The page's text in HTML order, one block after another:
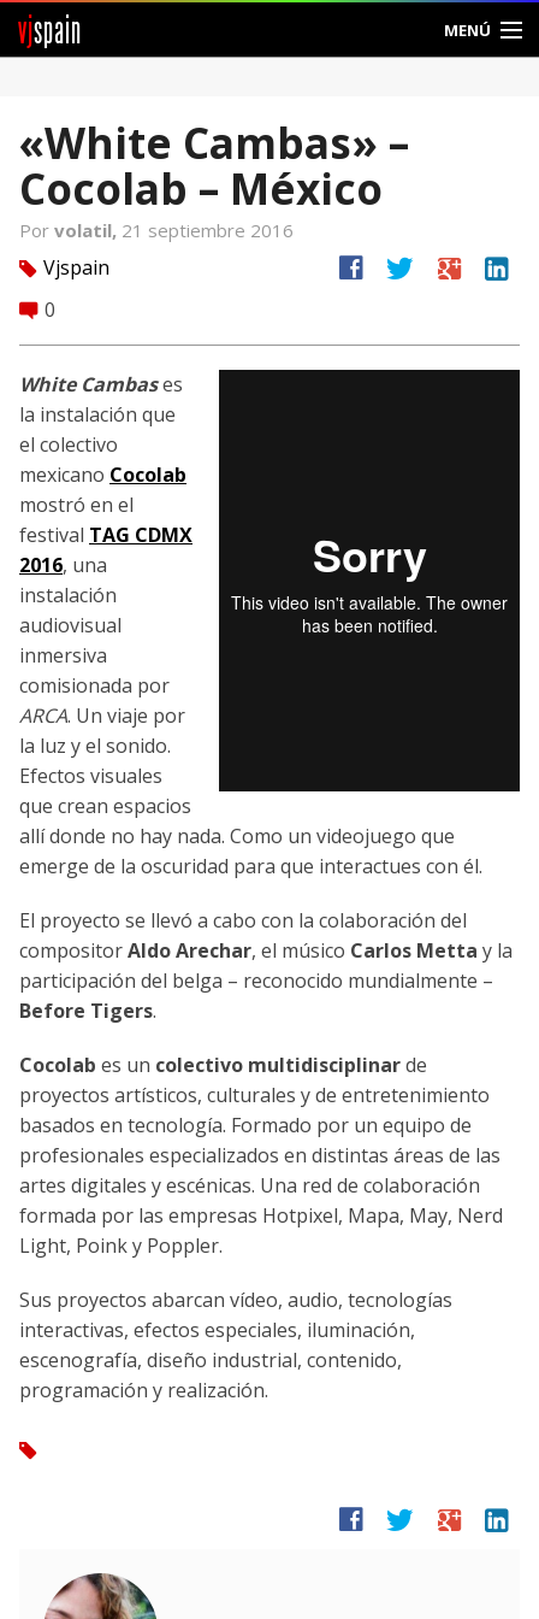
vjspain MENÚ
Foros
Noticias
Vjspain
Ayuda
Contacto
Entrar
Crear Cuenta
«White Cambas» –
Cocolab – México
Por volatil, 21 septiembre 2016
tag Vjspain
comment 0
facebook twitter google linkedin
White Cambases
la instalación que
el colectivo
mexicano Cocolab
mostró en el
festival TAG CDMX
2016, una
instalación
audiovisual
inmersiva
comisionada por
ARCA. Un viaje por
la luz y el sonido.
Efectos visuales
que crean espacios
allí donde no hay nada. Como un videojuego que
emerge de la oscuridad para que interactues con él.
El proyecto se llevó a cabo con la colaboración del
compositorAldo Arechar, el músico Carlos Metta y la
participación del belga – reconocido mundialmente –
Before Tigers.
Cocolab es un colectivo multidisciplinarde
proyectos artísticos, culturales y de entretenimiento
basados en tecnología. Formado por un equipo de
profesionales especializados en distintas áreas de las
artes digitales y escénicas. Una red de colaboración
formada por las empresas Hotpixel, Mapa, May, Nerd
Light, Poink y Poppler.
Sus proyectos abarcan vídeo, audio, tecnologías
interactivas, efectos especiales, iluminación,
escenografía, diseño industrial, contenido,
programación y realización.
tag
facebook twitter google linkedin